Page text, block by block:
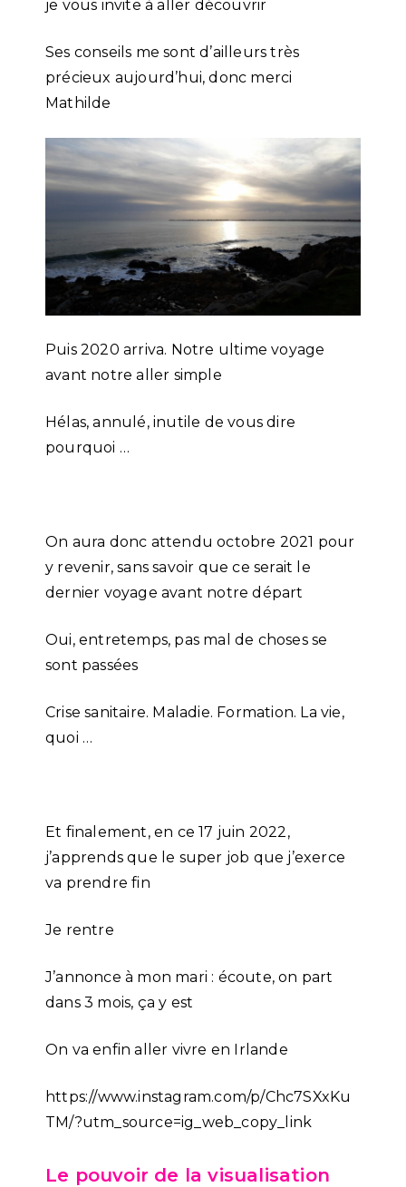
je vous invite à aller découvrir
Ses conseils me sont d’ailleurs très
précieux aujourd’hui, donc merci
Mathilde
Puis 2020 arriva. Notre ultime voyage
avant notre aller simple
Hélas, annulé, inutile de vous dire
pourquoi …
On aura donc attendu octobre 2021 pour
y revenir, sans savoir que ce serait le
dernier voyage avant notre départ
Oui, entretemps, pas mal de choses se
sont passées
Crise sanitaire. Maladie. Formation. La vie,
quoi …
Et finalement, en ce 17 juin 2022,
j’apprends que le super job que j’exerce
va prendre fin
Je rentre
J’annonce à mon mari : écoute, on part
dans 3 mois, ça y est
On va enfin aller vivre en Irlande
https://www.instagram.com/p/Chc7SXxKu
TM/?utm_source=ig_web_copy_link
Le pouvoir de la visualisation